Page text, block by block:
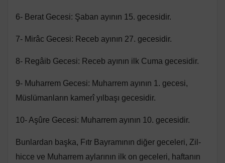
6- Berat Gecesi: Şaban ayının 15. gecesidir.
7- Mirâc Gecesi: Receb ayının 27. gecesidir.
8- Regâib Gecesi: Receb ayının ilk Cuma gecesidir.
9- Muharrem Gecesi: Muharrem ayının 1. gecesi,
Müslümanların kamerî yılbaşı gecesidir.
10- Aşûre Gecesi: Muharrem ayının 10. gecesidir.
Bunlardan başka, Fıtr Bayramının diğer geceleri, Zil-
hicce ve Muharrem aylarının ilk on geceleri, haftanın